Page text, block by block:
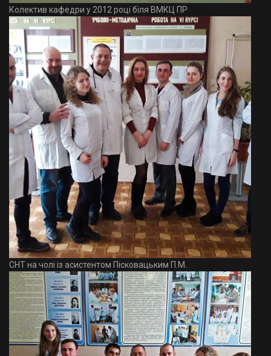
Колектив кафедри у 2012 році біля ВМКЦ ПР
СНТ на чолі із асистентом Пісковацьким П.М.